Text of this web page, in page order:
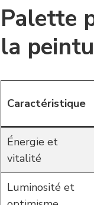
Palette
la
Caractéristique
Énergie et
vitalité
Luminosité et